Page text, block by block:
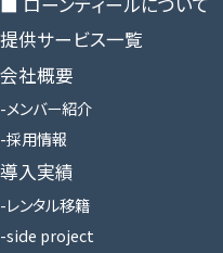
提供サービス一覧
会社概要
メンバー紹介
採用情報
導入実績
レンタル移籍
side project